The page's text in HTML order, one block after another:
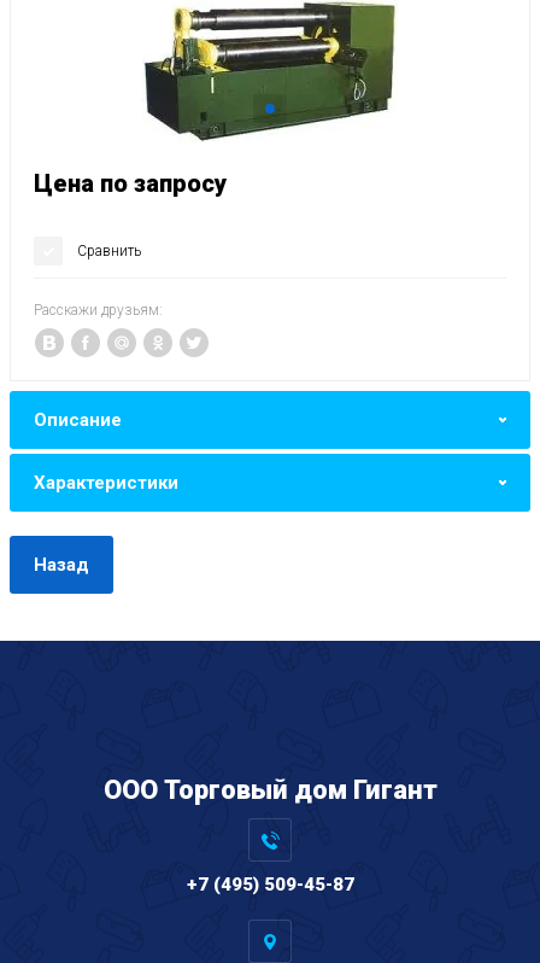
Цена по запросу
Сравнить
Расскажи друзьям:
Описание
Характеристики
Назад
ООО Торговый дом Гигант
+7 (495) 509-45-87